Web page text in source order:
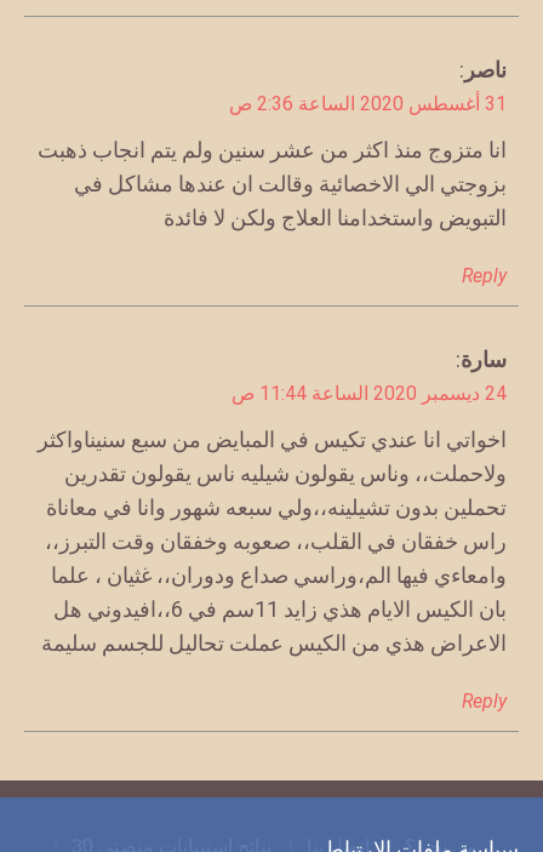
يقول
ناصر :
31 أغسطس 2020 الساعة 2:36 ص
انا متزوج منذ اكثر من عشر سنين ولم يتم انجاب ذهبت
بزوجتي الي الاخصائية وقالت ان عندها مشاكل في
التبويض واستخدامنا العلاج ولكن لا فائدة
Reply
يقول
سارة:
24 ديسمبر 2020 الساعة 11:44 ص
اخواتي انا عندي تكيس في المبايض من سبع سنيناواكثر
ولاحملت،، وناس يقولون شيليه ناس يقولون تقدرين
تحملين بدون تشيلينه،،ولي سبعه شهور وانا في معاناة
راس خفقان في القلب،، صعوبه وخفقان وقت التبرز،،
وامعاءي فيها الم،وراسي صداع ودوران،، غثيان ، علما
بان الكيس الايام هذي زايد 11سم في 6،،افيدوني هل
الاعراض هذي من الكيس عملت تحاليل للجسم سليمة
Reply
من نحن؟ اتصل بنا